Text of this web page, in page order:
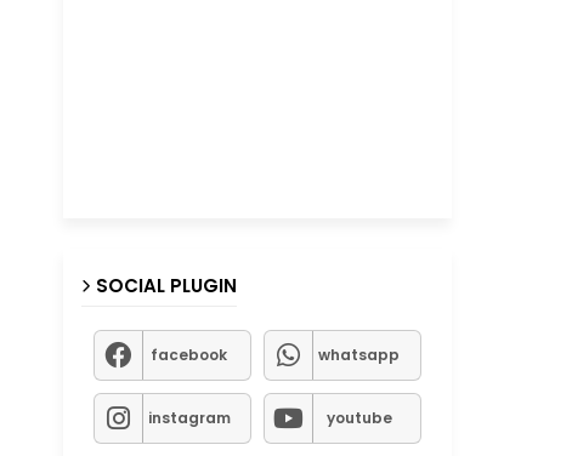
SOCIAL PLUGIN
facebook whatsapp
instagram youtube